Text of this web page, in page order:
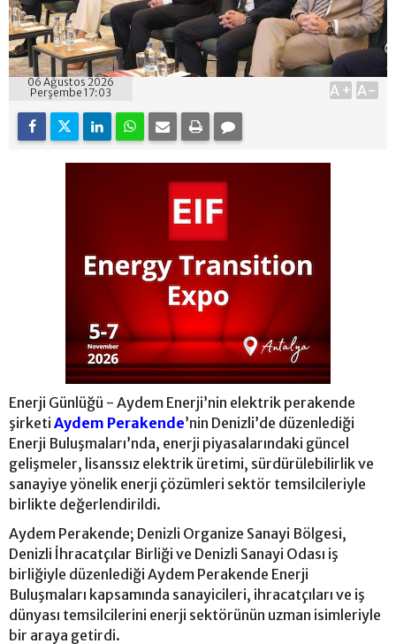
06 Ağustos 2026
Perşembe 17:03
A+ A-
Enerji Günlüğü - Aydem Enerji’nin elektrik perakende
şirketi Aydem Perakende’nin Denizli’de düzenlediği
Enerji Buluşmaları’nda, enerji piyasalarındaki güncel
gelişmeler, lisanssız elektrik üretimi, sürdürülebilirlik ve
sanayiye yönelik enerji çözümleri sektör temsilcileriyle
birlikte değerlendirildi.
Aydem Perakende; Denizli Organize Sanayi Bölgesi,
Denizli İhracatçılar Birliği ve Denizli Sanayi Odası iş
birliğiyle düzenlediği Aydem Perakende Enerji
Buluşmaları kapsamında sanayicileri, ihracatçıları ve iş
dünyası temsilcilerini enerji sektörünün uzman isimleriyle
bir araya getirdi.